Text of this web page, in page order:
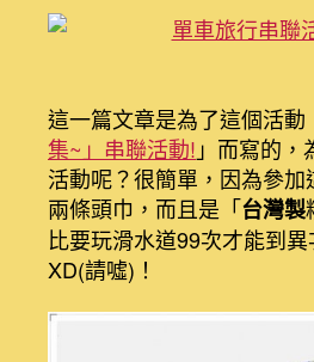
這一篇文章是為了這個活動
集~」串聯活動! 」而寫的
活動呢？很簡單，因為參
兩條頭巾，而且是「台灣製
比要玩滑水道99次才能到
XD(請噓)！